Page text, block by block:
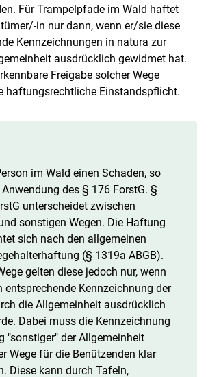
Für Trampelpfade im Wald haftet
in nur dann, wenn er/sie diese
Kennzeichnungen in natura zur
ausdrücklich gewidmet hat.
Freigabe solcher Wege
haftungsrechtliche Einstandspflicht.
im Wald einen Schaden, so
des § 176 ForstG. §
unterscheidet zwischen
sonstigen Wegen. Die Haftung
sich nach den allgemeinen
(§ 1319a ABGB).
gelten diese jedoch nur, wenn
entsprechende Kennzeichnung der
die Allgemeinheit ausdrücklich
Dabei muss die Kennzeichnung
"sonstiger" der Allgemeinheit
Wege für die Benützenden klar
Diese kann durch Tafeln,